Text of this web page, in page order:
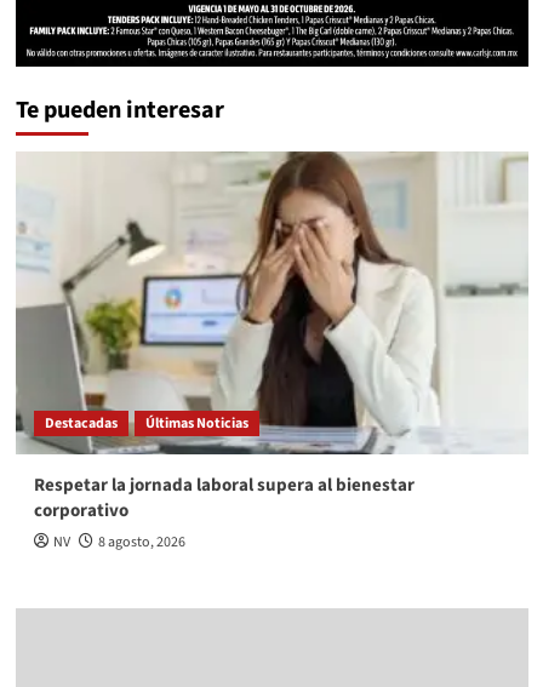
Te pueden interesar
Destacadas Últimas Noticias
Respetar la jornada laboral supera al bienestar
corporativo
NV 8 agosto, 2026